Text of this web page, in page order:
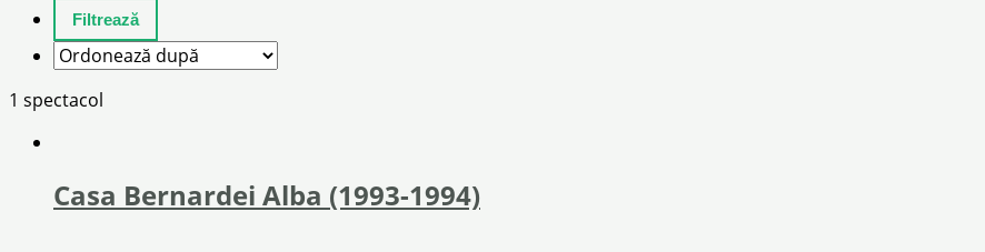
1 spectacol
Casa Bernardei Alba (1993-1994)